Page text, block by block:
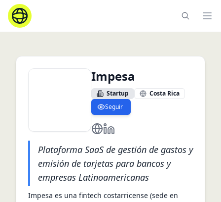
Impesa
Startup
Costa Rica
Seguir
https://www.impesa.net/es/inicio/
https://www.linkedin.com/
Plataforma SaaS de gestión de gastos y
emisión de tarjetas para bancos y
empresas Latinoamericanas
Impesa es una fintech costarricense (sede en